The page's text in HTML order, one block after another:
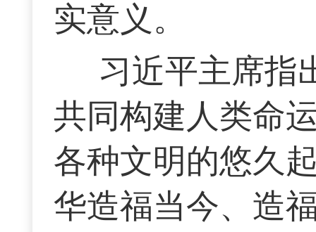
实意义。
习近平主席指
共同构建人类命
各种文明的悠久
华造福当今、造